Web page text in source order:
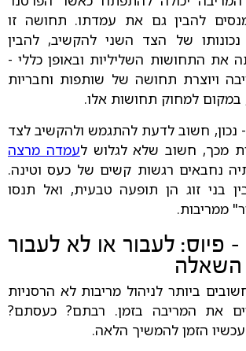
להבין גם את עמדתו. תחושה זו
של הצד השני להקשיב, להבין
את התחושות השליליות ובאופן כללי -
ויוצרת תחושה של שותפות וחבריות
למחוק תחושות אלו.
- נכון, חשוב לדעת להתגמש ולהקשיב לצד
מכך, חשוב שלא לגלוש לעמדה מרצה
נחבאים רגשות קשים של כעס וטינה.
בני זוג הן תופעה טבעית, ואל תנסו
ממריבות.
פיוס: לעבור או לא לעבור
השאלה
ביותר לניהול מריבות לא הרסניות
את המריבה בזמן. רבתם? כעסתם?
הזמן להמשיך הלאה.